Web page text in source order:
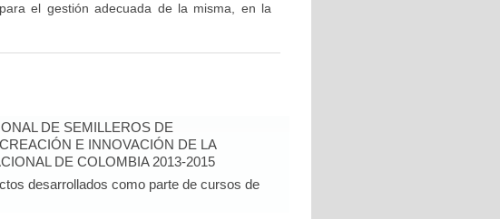
el gestión adecuada de la misma, en la
DE SEMILLEROS DE
E INNOVACIÓN DE LA
DE COLOMBIA 2013-2015
desarrollados como parte de cursos de